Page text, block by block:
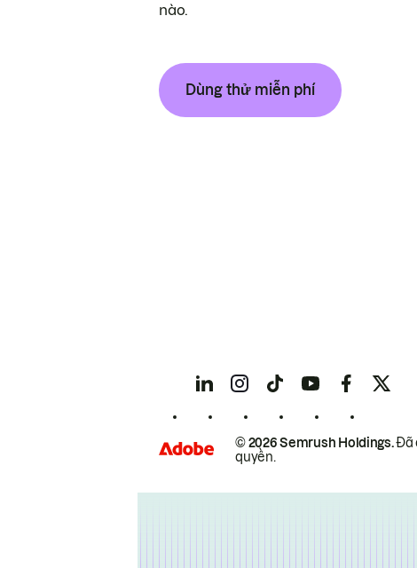
nào.
Dùng thử miễn phí
© 2026 Semrush Holdings.Đã
quyền.